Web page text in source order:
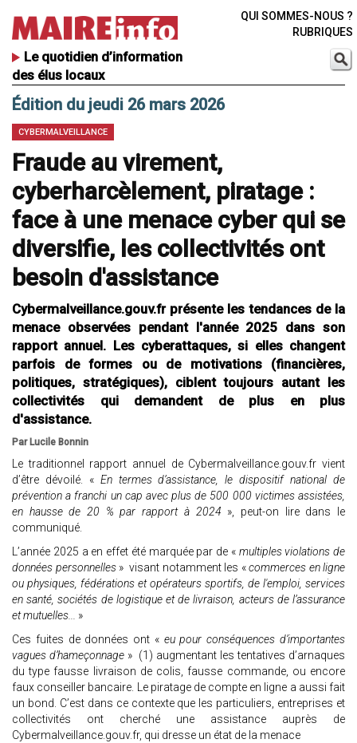
Le quotidien d’information
des élus locaux
QUI SOMMES-NOUS ?
RUBRIQUES
Édition du jeudi 26 mars 2026
CYBERMALVEILLANCE
Fraude au virement,
cyberharcèlement, piratage :
face à une menace cyber qui se
diversifie, les collectivités ont
besoin d'assistance
Cybermalveillance.gouv.fr présente les tendances de la
menace observées pendant l'année 2025 dans son
rapport annuel. Les cyberattaques, si elles changent
parfois de formes ou de motivations (financières,
politiques, stratégiques), ciblent toujours autant les
collectivités qui demandent de plus en plus
d'assistance.
Par Lucile Bonnin
Le traditionnel rapport annuel de Cybermalveillance.gouv.fr vient
d’être dévoilé. « En termes d’assistance, le dispositif national de
prévention a franchi un cap avec plus de 500 000 victimes assistées,
en hausse de 20 % par rapport à 2024 », peut-on lire dans le
communiqué.
L’année 2025 a en effet été marquée par de « multiples violations de
données personnelles » visant notamment les «commerces en ligne
ou physiques, fédérations et opérateurs sportifs, de l'emploi, services
en santé, sociétés de logistique et de livraison, acteurs de l’assurance
et mutuelles... »
Ces fuites de données ont « eu pour conséquences d’importantes
vagues d’hameçonnage » (1) augmentant les tentatives d’arnaques
du type fausse livraison de colis, fausse commande, ou encore
faux conseiller bancaire. Le piratage de compte en ligne a aussi fait
un bond. C’est dans ce contexte que les particuliers, entreprises et
collectivités ont cherché une assistance auprès de
Cybermalveillance.gouv.fr, qui dresse un état de la menace